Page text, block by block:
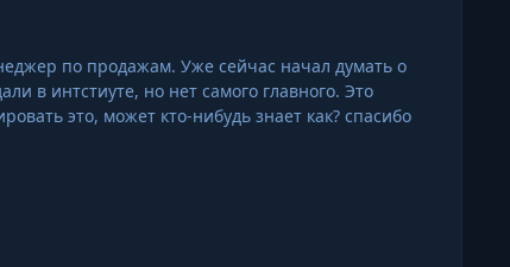
по продажам. Уже сейчас начал думать о
в интстиуте, но нет самого главного. Это
это, может кто-нибудь знает как? спасибо